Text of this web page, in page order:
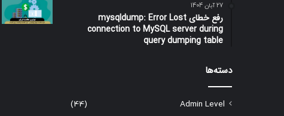
27 آبان 1404
رفع خطای mysqldump: Error Lost
connection to MySQL server during
query dumping table
دسته‌ها
Admin Level
(44)